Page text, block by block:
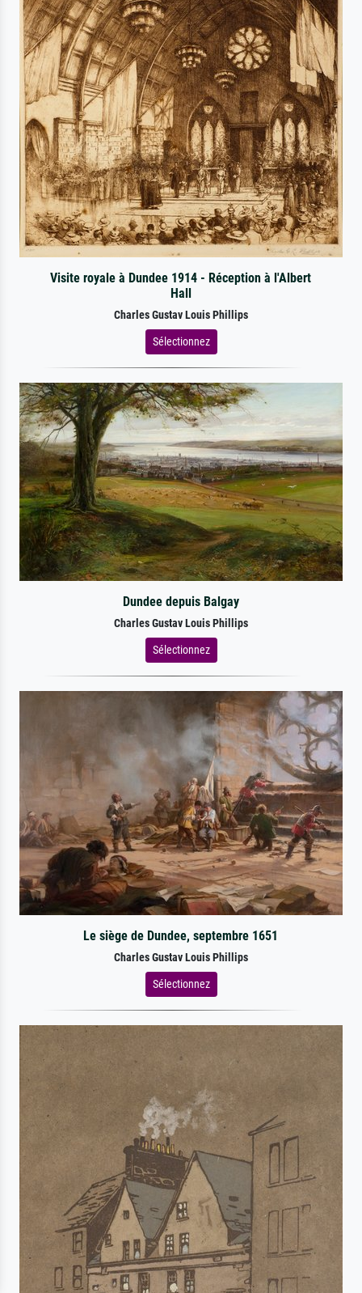
Visite royale à Dundee 1914 - Réception à l'Albert
Hall
Charles Gustav Louis Phillips
Sélectionnez
Dundee depuis Balgay
Charles Gustav Louis Phillips
Sélectionnez
Le siège de Dundee, septembre 1651
Charles Gustav Louis Phillips
Sélectionnez